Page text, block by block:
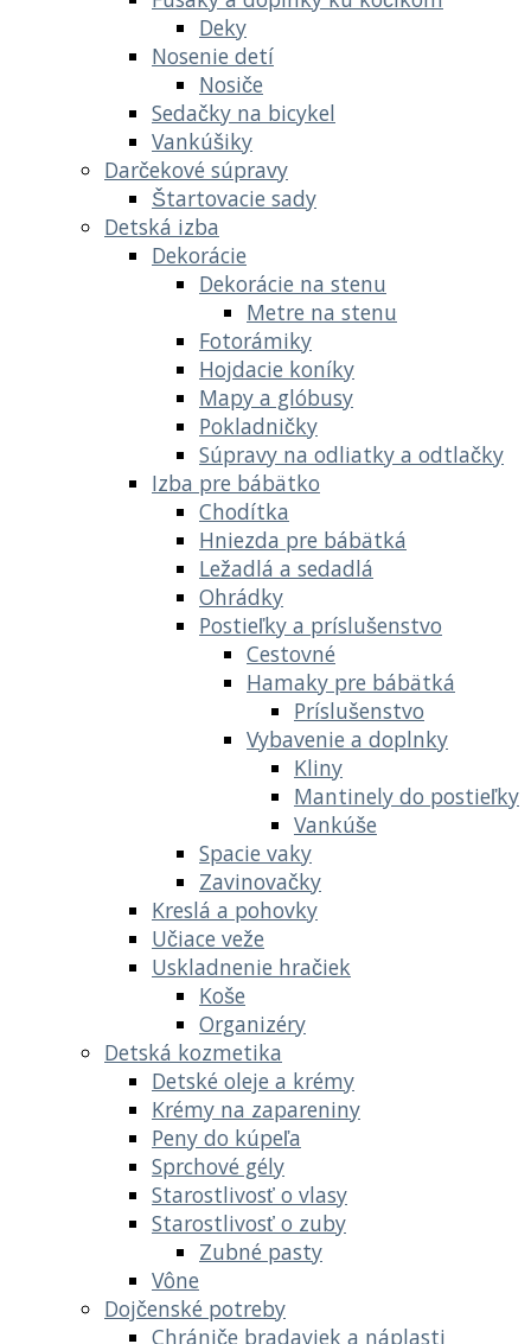
Deky
Nosenie detí
Nosiče
Sedačky na bicykel
Vankúšiky
Darčekové súpravy
Štartovacie sady
Detská izba
Dekorácie
Dekorácie na stenu
Metre na stenu
Fotorámiky
Hojdacie koníky
Mapy a glóbusy
Pokladničky
Súpravy na odliatky a odtlačky
Izba pre bábätko
Chodítka
Hniezda pre bábätká
Ležadlá a sedadlá
Ohrádky
Postieľky a príslušenstvo
Cestovné
Hamaky pre bábätká
Príslušenstvo
Vybavenie a doplnky
Kliny
Mantinely do postieľky
Vankúše
Spacie vaky
Zavinovačky
Kreslá a pohovky
Učiace veže
Uskladnenie hračiek
Koše
Organizéry
Detská kozmetika
Detské oleje a krémy
Krémy na zapareniny
Peny do kúpeľa
Sprchové gély
Starostlivosť o vlasy
Starostlivosť o zuby
Zubné pasty
Vône
Dojčenské potreby
Chrániče bradaviek a náplasti